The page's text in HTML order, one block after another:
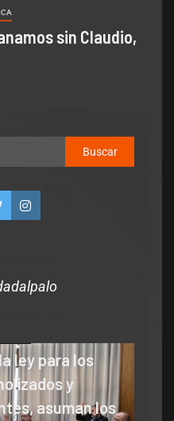
sin Claudio,
Política Nacional
por falta de
la sesión para debatir